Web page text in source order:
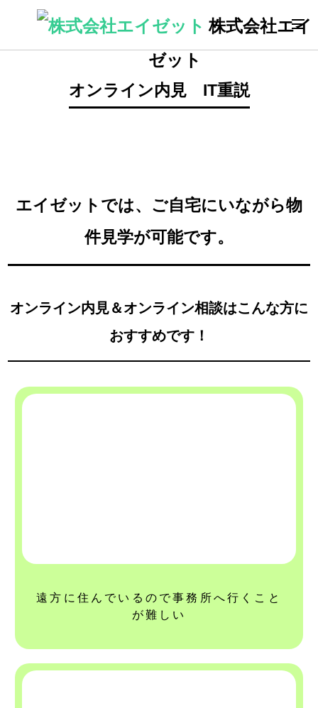
株式会社エイ
ゼット
オンライン内見 IT重説
エイゼットでは、ご自宅にいながら物
件見学が可能です。
オンライン内見＆オンライン相談はこんな方に
おすすめです！
遠方に住んでいるので事務所へ行くこと
が難しい